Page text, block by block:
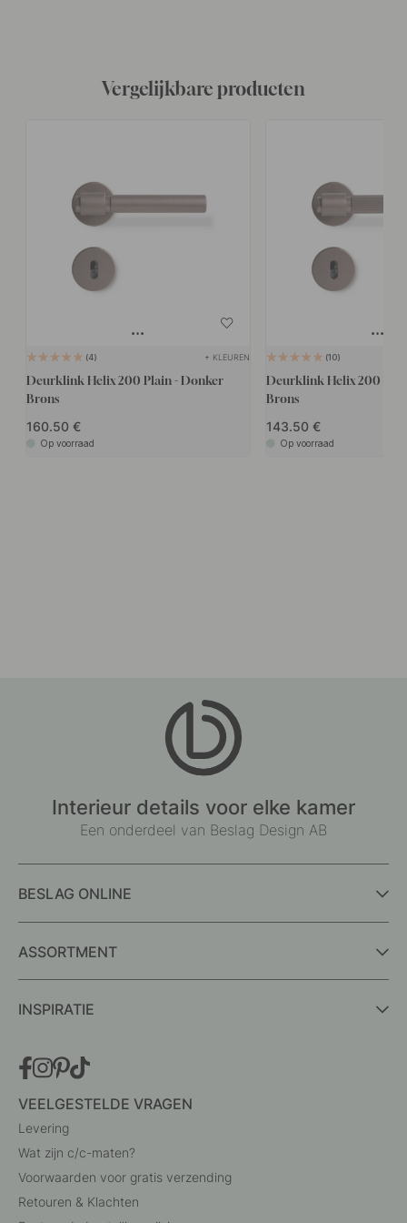
Vergelijkbare producten
4 + KLEUREN
Deurklink Helix 200 Plain - Donker
Brons
160.50
Op voorraad
10
Deurklink Helix 200
Brons
143.50
Op voorraad
Interieur details voor elke kamer
Een onderdeel van Beslag Design AB
BESLAG ONLINE
ASSORTMENT
INSPIRATIE
VEELGESTELDE VRAGEN
Levering
Wat zijn c/c-maten?
Voorwaarden voor gratis verzending
Retouren & Klachten